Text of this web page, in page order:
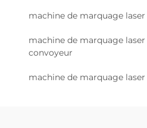
machine de marquage
machine de marquage laser
convoyeur
machine de marquage laser